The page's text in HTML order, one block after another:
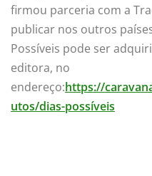
firmou parceria com a
publicar nos outros
Possíveis pode ser
editora, no
endereço:https://
utos/dias-possíveis